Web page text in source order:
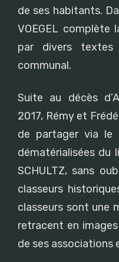
de ses habitants.
VOEGEL complète
par divers
communal.
Suite au décès
2017, Rémy et
de partager via le
dématérialisées du
SCHULTZ, sans
classeurs
classeurs sont une
retracent en
de ses associations